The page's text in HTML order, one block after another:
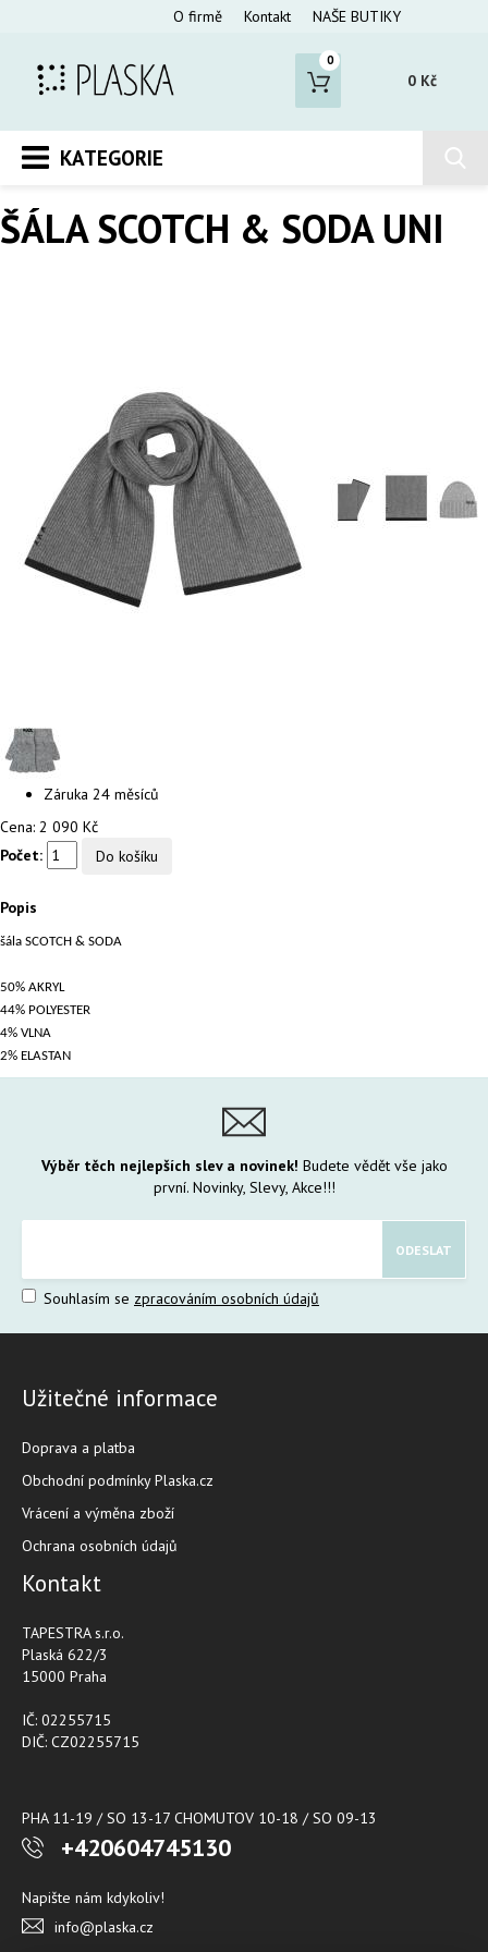
O firmě Kontakt NAŠE BUTIKY
0
0 Kč
KATEGORIE
ŠÁLA SCOTCH & SODA UNI
Záruka 24 měsíců
Cena: 2 090 Kč
Počet:
Popis
šála SCOTCH & SODA
50% AKRYL
44% POLYESTER
4% VLNA
2% ELASTAN
Výběr těch nejlepších slev a novinek! Budete vědět vše jako
první. Novinky, Slevy, Akce!!!
Souhlasím se zpracováním osobních údajů
Užitečné informace
Doprava a platba
Obchodní podmínky Plaska.cz
Vrácení a výměna zboží
Ochrana osobních údajů
Kontakt
TAPESTRA s.r.o.
Plaská 622/3
15000 Praha
IČ: 02255715
DIČ: CZ02255715
PHA 11-19 / SO 13-17 CHOMUTOV 10-18 / SO 09-13
+420604745130
Napište nám kdykoliv!
info@plaska.cz